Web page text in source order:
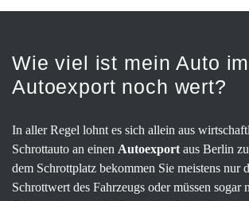
Wie viel ist mein Auto im
Autoexport noch wert?
In aller Regel lohnt es sich allein aus
Schrottauto an einen Autoexport aus Berlin
dem Schrottplatz bekommen Sie meistens nur
Schrottwert des Fahrzeugs oder müssen sogar